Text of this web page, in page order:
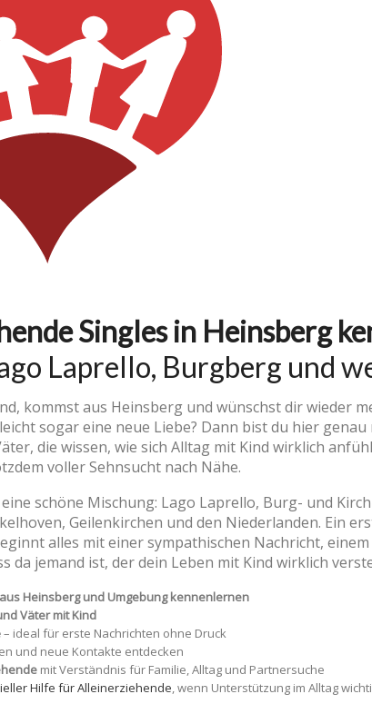
Singles in Heinsberg
Laprello, Burgberg und
kommst aus Heinsberg und wünschst dir wieder
sogar eine neue Liebe? Dann bist du hier
die wissen, wie sich Alltag mit Kind wirklich
voller Sehnsucht nach Nähe.
schöne Mischung: Lago Laprello, Burg- und
Geilenkirchen und den Niederlanden. Ein
alles mit einer sympathischen Nachricht,
da jemand ist, der dein Leben mit Kind wirklich
Heinsberg und Umgebung kennenlernen
Väter mit Kind
– ideal für erste Nachrichten ohne Druck
und neue Kontakte entdecken
mit Verständnis für Familie, Alltag und Partnersuche
Hilfe für Alleinerziehende, wenn Unterstützung im Alltag